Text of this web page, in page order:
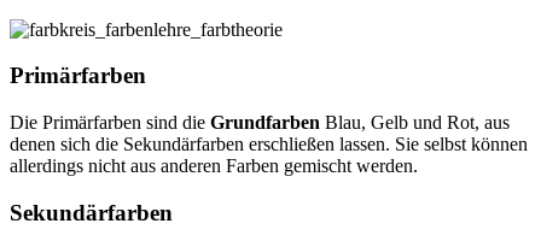
Primärfarben
Die Primärfarben sind die Grundfarben Blau, Gelb und Rot, aus
denen sich die Sekundärfarben erschließen lassen. Sie selbst können
allerdings nicht aus anderen Farben gemischt werden.
Sekundärfarben